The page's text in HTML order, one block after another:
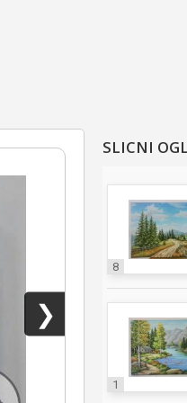
❯
SLICNI
8
1